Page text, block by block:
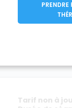
Tarif non à